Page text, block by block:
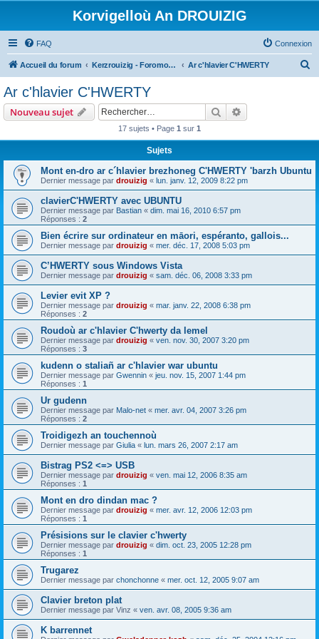
Korvigelloù An DROUIZIG
FAQ Connexion
Accueil du forum Kerzrouizig - Foromoù An Drouizig Ar c'hlavier C'HWERTY
Ar c'hlavier C'HWERTY
Nouveau sujet Rechercher
17 sujets • Page 1 sur 1
Sujets
Mont en-dro ar c´hlavier brezhoneg C'HWERTY 'barzh Ubuntu
Dernier message par drouizig « lun. janv. 12, 2009 8:22 pm
clavierC'HWERTY avec UBUNTU
Dernier message par Bastian « dim. mai 16, 2010 6:57 pm
Réponses : 2
Bien écrire sur ordinateur en māori, espéranto, gallois...
Dernier message par drouizig « mer. déc. 17, 2008 5:03 pm
C’HWERTY sous Windows Vista
Dernier message par drouizig « sam. déc. 06, 2008 3:33 pm
Levier evit XP ?
Dernier message par drouizig « mar. janv. 22, 2008 6:38 pm
Réponses : 2
Roudoù ar c'hlavier C'hwerty da lemel
Dernier message par drouizig « ven. nov. 30, 2007 3:20 pm
Réponses : 3
kudenn o staliañ ar c'hlavier war ubuntu
Dernier message par Gwennin « jeu. nov. 15, 2007 1:44 pm
Réponses : 1
Ur gudenn
Dernier message par Malo-net « mer. avr. 04, 2007 3:26 pm
Réponses : 2
Troidigezh an touchennoù
Dernier message par Giulia « lun. mars 26, 2007 2:17 am
Bistrag PS2 <=> USB
Dernier message par drouizig « ven. mai 12, 2006 8:35 am
Réponses : 1
Mont en dro dindan mac ?
Dernier message par drouizig « mer. avr. 12, 2006 12:03 pm
Réponses : 1
Présisions sur le clavier c'hwerty
Dernier message par drouizig « dim. oct. 23, 2005 12:28 pm
Réponses : 1
Trugarez
Dernier message par chonchonne « mer. oct. 12, 2005 9:07 am
Clavier breton plat
Dernier message par Vinz « ven. avr. 08, 2005 9:36 am
K barrennet